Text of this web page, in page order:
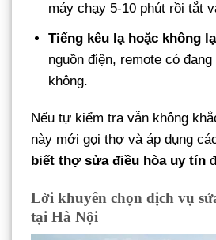
máy chạy 5-10 phút rồi tắt
Tiếng kêu lạ hoặc không
nguồn điện, remote có
không.
Nếu tự kiểm tra vẫn không
này mới gọi thợ và áp dụng
biết thợ sửa điều hòa uy tín
Lời khuyên chọn dịch vụ
tại Hà Nội